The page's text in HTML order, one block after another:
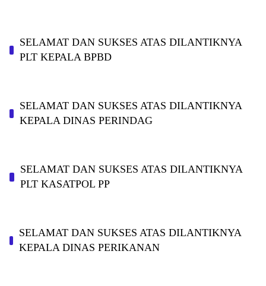
SELAMAT DAN SUKSES ATAS DILANTIKNYA
PLT KEPALA BPBD
SELAMAT DAN SUKSES ATAS DILANTIKNYA
KEPALA DINAS PERINDAG
SELAMAT DAN SUKSES ATAS DILANTIKNYA
PLT KASATPOL PP
SELAMAT DAN SUKSES ATAS DILANTIKNYA
KEPALA DINAS PERIKANAN